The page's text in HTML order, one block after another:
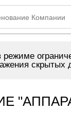
режиме
скрытых